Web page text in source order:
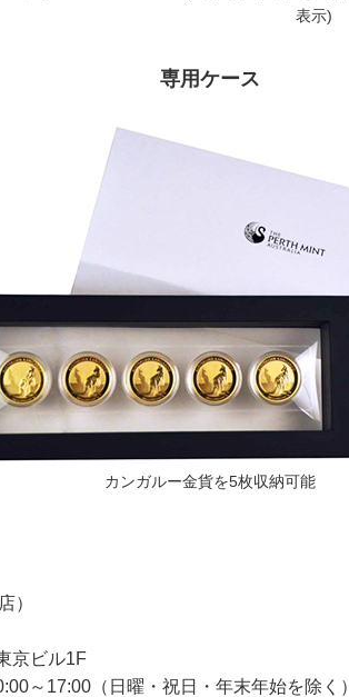
表示)
専用ケース
カンガルー金貨を5枚収納可能
）
京ビル1F
～17:00（日曜・祝日・年末年始を除く）